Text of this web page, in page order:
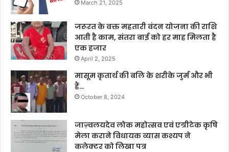
March 21, 2025
जरूरत के वक्त महतारी वंदन योजना की राशि
आती है काम, संतरा बाई को हर माह मिलता है
एक हजार
April 2, 2025
मासूम कृतार्थ की बलि के शरीके जुर्म और भी
हैं…
October 8, 2024
जाज़्वलयदेव लोक महोत्सव एवं एग्रीटेक कृषि
मेला कराने विधायक व्यास कश्यप ने
कलेक्टर को लिखा पत्र